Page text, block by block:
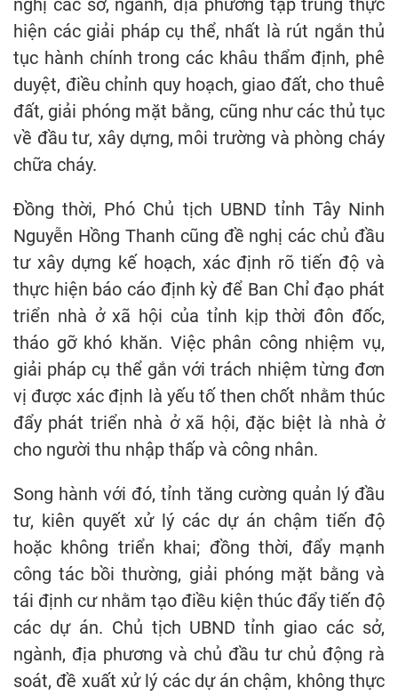
nghị các sở, ngành, địa phương tập trung thực
hiện các giải pháp cụ thể, nhất là rút ngắn thủ
tục hành chính trong các khâu thẩm định, phê
duyệt, điều chỉnh quy hoạch, giao đất, cho thuê
đất, giải phóng mặt bằng, cũng như các thủ tục
về đầu tư, xây dựng, môi trường và phòng cháy
chữa cháy.
Đồng thời, Phó Chủ tịch UBND tỉnh Tây Ninh
Nguyễn Hồng Thanh cũng đề nghị các chủ đầu
tư xây dựng kế hoạch, xác định rõ tiến độ và
thực hiện báo cáo định kỳ để Ban Chỉ đạo phát
triển nhà ở xã hội của tỉnh kịp thời đôn đốc,
tháo gỡ khó khăn. Việc phân công nhiệm vụ,
giải pháp cụ thể gắn với trách nhiệm từng đơn
vị được xác định là yếu tố then chốt nhằm thúc
đẩy phát triển nhà ở xã hội, đặc biệt là nhà ở
cho người thu nhập thấp và công nhân.
Song hành với đó, tỉnh tăng cường quản lý đầu
tư, kiên quyết xử lý các dự án chậm tiến độ
hoặc không triển khai; đồng thời, đẩy mạnh
công tác bồi thường, giải phóng mặt bằng và
tái định cư nhằm tạo điều kiện thúc đẩy tiến độ
các dự án. Chủ tịch UBND tỉnh giao các sở,
ngành, địa phương và chủ đầu tư chủ động rà
soát, đề xuất xử lý các dự án chậm, không thực